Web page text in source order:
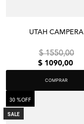
UTAH CAMPERA
$ 1550,00
$ 1090,00
COMPRAR
SALE
30 %OFF